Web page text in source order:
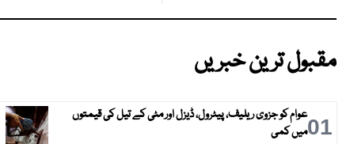
مقبول ترین خبریں
01عوام کو جزوی ریلیف، پیٹرول، ڈیزل اور مٹی کے تیل کی قیمتوں
میں کمی